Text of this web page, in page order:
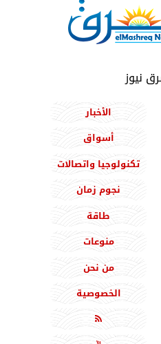
نيوز
الأخبار
أسواق
تكنولوجيا واتصالات
نجوم زمان
طاقة
منوعات
من نحن
الخصوصية
